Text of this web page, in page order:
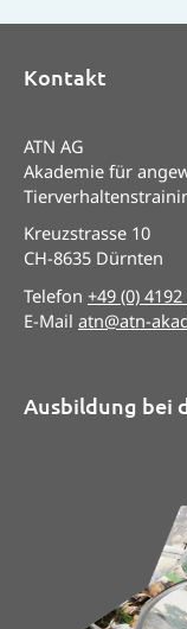
Kontakt
ATN AG
Akademie für
Kreuzstrasse 10
CH-8635 Dürnten
Telefon +49 (0)
E-Mail atn@atn-
Ausbildung bei